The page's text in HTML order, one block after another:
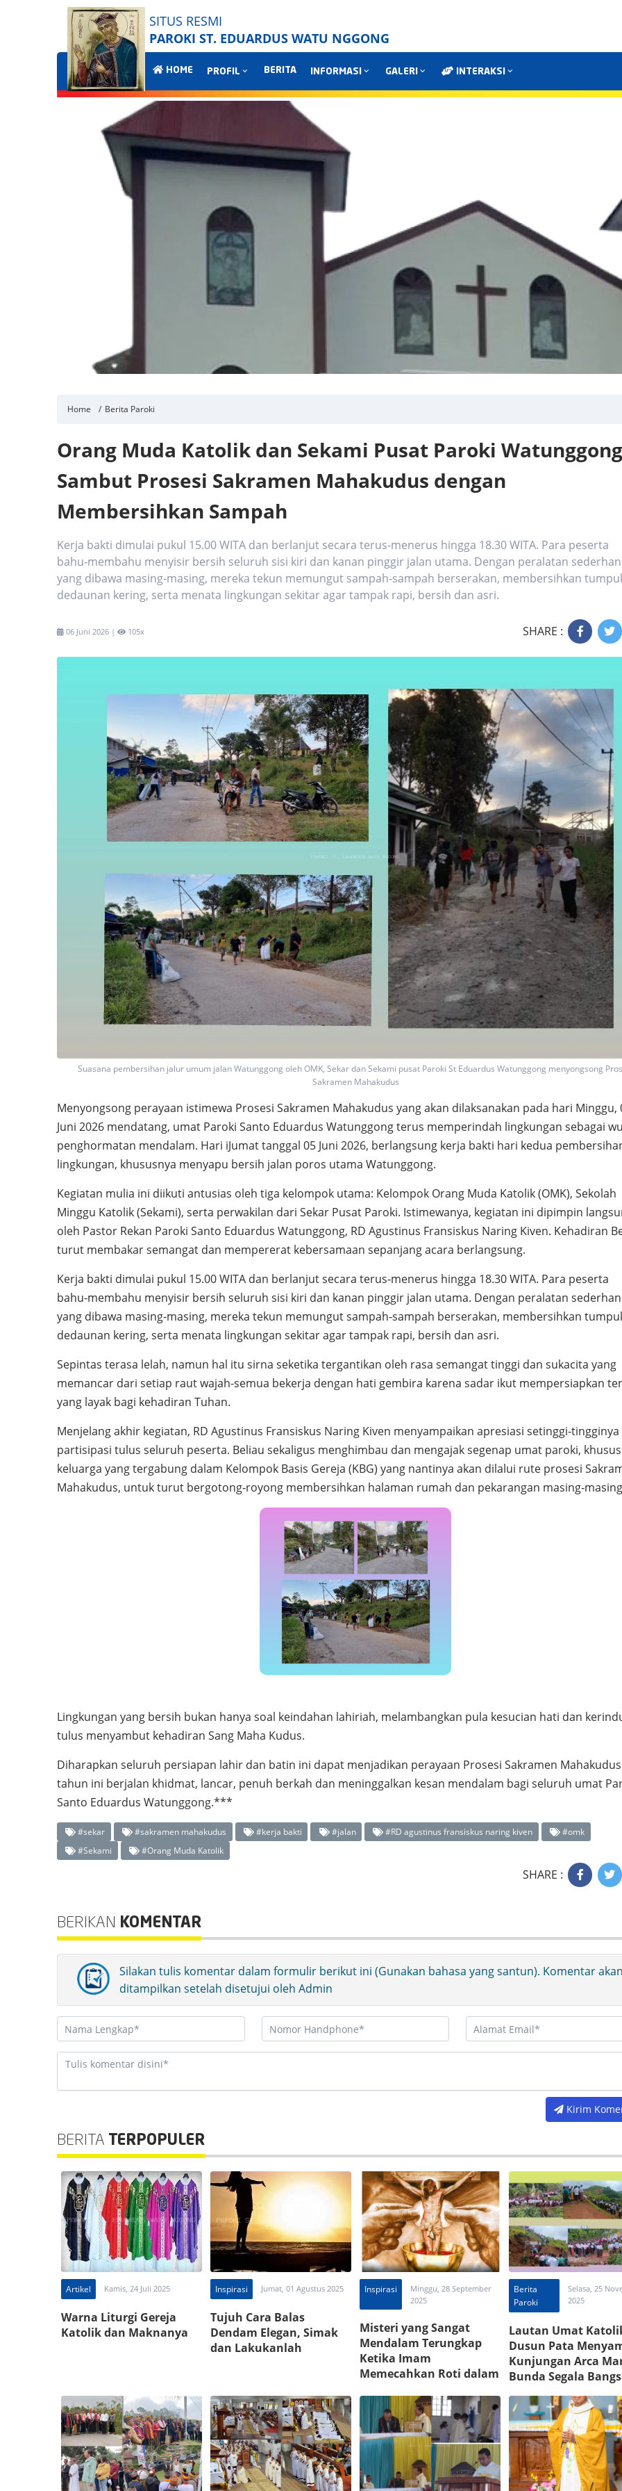
SITUS RESMI
PAROKI ST. EDUARDUS WATU NGGONG
HOME PROFIL BERITA INFORMASI GALERI INTERAKSI
Home Berita Paroki
Orang Muda Katolik dan Sekami Pusat Paroki Watunggong
Sambut Prosesi Sakramen Mahakudus dengan
Membersihkan Sampah
Kerja bakti dimulai pukul 15.00 WITA dan berlanjut secara terus‑menerus hingga 18.30 WITA. Para peserta
bahu‑membahu menyisir bersih seluruh sisi kiri dan kanan pinggir jalan utama. Dengan peralatan
yang dibawa masing‑masing, mereka tekun memungut sampah‑sampah berserakan, membersihkan
dedaunan kering, serta menata lingkungan sekitar agar tampak rapi, bersih dan asri.
06 Juni 2026 | 105x SHARE :
Suasana pembersihan jalur umum jalan Watunggong oleh OMK, Sekar dan Sekami pusat Paroki St Eduardus Watunggong menyongsong
Sakramen Mahakudus
Menyongsong perayaan istimewa Prosesi Sakramen Mahakudus yang akan dilaksanakan pada hari Minggu,
Juni 2026 mendatang, umat Paroki Santo Eduardus Watunggong terus memperindah lingkungan sebagai
penghormatan mendalam. Hari iJumat tanggal 05 Juni 2026, berlangsung kerja bakti hari kedua
lingkungan, khususnya menyapu bersih jalan poros utama Watunggong.
Kegiatan mulia ini diikuti antusias oleh tiga kelompok utama: Kelompok Orang Muda Katolik (OMK), Sekolah
Minggu Katolik (Sekami), serta perwakilan dari Sekar Pusat Paroki. Istimewanya, kegiatan ini dipimpin
oleh Pastor Rekan Paroki Santo Eduardus Watunggong, RD Agustinus Fransiskus Naring Kiven. Kehadiran
turut membakar semangat dan mempererat kebersamaan sepanjang acara berlangsung.
Kerja bakti dimulai pukul 15.00 WITA dan berlanjut secara terus‑menerus hingga 18.30 WITA. Para peserta
bahu‑membahu menyisir bersih seluruh sisi kiri dan kanan pinggir jalan utama. Dengan peralatan
yang dibawa masing‑masing, mereka tekun memungut sampah‑sampah berserakan, membersihkan
dedaunan kering, serta menata lingkungan sekitar agar tampak rapi, bersih dan asri.
Sepintas terasa lelah, namun hal itu sirna seketika tergantikan oleh rasa semangat tinggi dan sukacita yang
memancar dari setiap raut wajah-semua bekerja dengan hati gembira karena sadar ikut mempersiapkan
yang layak bagi kehadiran Tuhan.
Menjelang akhir kegiatan, RD Agustinus Fransiskus Naring Kiven menyampaikan apresiasi setinggi‑tingginya
partisipasi tulus seluruh peserta. Beliau sekaligus menghimbau dan mengajak segenap umat paroki,
keluarga yang tergabung dalam Kelompok Basis Gereja (KBG) yang nantinya akan dilalui rute prosesi
Mahakudus, untuk turut bergotong‑royong membersihkan halaman rumah dan pekarangan
Lingkungan yang bersih bukan hanya soal keindahan lahiriah, melambangkan pula kesucian hati dan
tulus menyambut kehadiran Sang Maha Kudus.
Diharapkan seluruh persiapan lahir dan batin ini dapat menjadikan perayaan Prosesi Sakramen Mahakudus
tahun ini berjalan khidmat, lancar, penuh berkah dan meninggalkan kesan mendalam bagi seluruh umat
Santo Eduardus Watunggong.***
#sekar #sakramen mahakudus #kerja bakti #jalan #RD agustinus fransiskus naring kiven
#omk
#Sekami
#Orang Muda Katolik
SHARE :
BERIKAN KOMENTAR
Silakan tulis komentar dalam formulir berikut ini (Gunakan bahasa yang santun). Komentar akan
ditampilkan setelah disetujui oleh Admin
Kirim
BERITA TERPOPULER
Artikel Kamis, 24 Juli 2025
Warna Liturgi Gereja
Katolik dan Maknanya
Inspirasi Jumat, 01 Agustus 2025
Tujuh Cara Balas
Dendam Elegan, Simak
dan Lakukanlah
Inspirasi
Minggu, 28 September
2025
Misteri yang Sangat
Mendalam Terungkap
Ketika Imam
Memecahkan Roti dalam
Berita
Paroki
Selasa, 25
2025
Lautan Umat
Dusun Pata
Kunjungan Arca
Bunda Segala
di Sana